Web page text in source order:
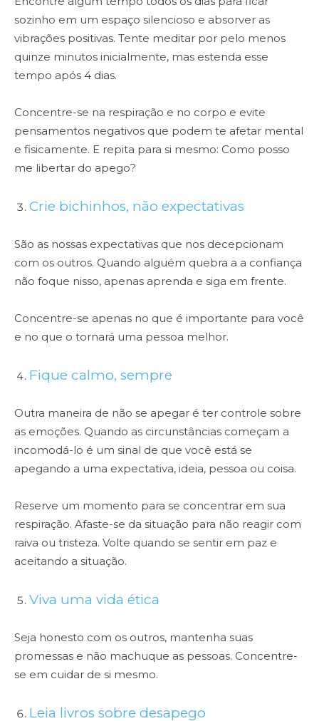
sozinho em um espaço silencioso e absorver as
vibrações positivas. Tente meditar por pelo menos
quinze minutos inicialmente, mas estenda esse
tempo após 4 dias.
Concentre-se na respiração e no corpo e evite
pensamentos negativos que podem te afetar mental
e fisicamente. E repita para si mesmo: Como posso
me libertar do apego?
Crie bichinhos, não expectativas
São as nossas expectativas que nos decepcionam
com os outros. Quando alguém quebra a a confiança
não foque nisso, apenas aprenda e siga em frente.
Concentre-se apenas no que é importante para você
e no que o tornará uma pessoa melhor.
Fique calmo, sempre
Outra maneira de não se apegar é ter controle sobre
as emoções. Quando as circunstâncias começam a
incomodá-lo é um sinal de que você está se
apegando a uma expectativa, ideia, pessoa ou coisa.
Reserve um momento para se concentrar em sua
respiração. Afaste-se da situação para não reagir com
raiva ou tristeza. Volte quando se sentir em paz e
aceitando a situação.
Viva uma vida ética
Seja honesto com os outros, mantenha suas
promessas e não machuque as pessoas. Concentre-
se em cuidar de si mesmo.
Leia livros sobre desapego